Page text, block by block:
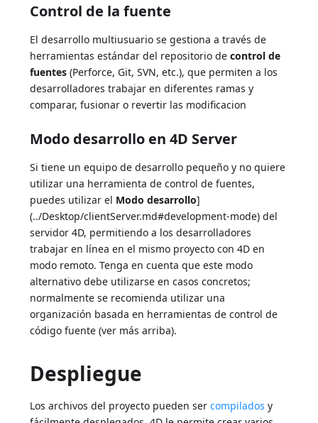
Control de la fuente
El desarrollo multiusuario se gestiona a través de
herramientas estándar del repositorio decontrol de
fuentes (Perforce, Git, SVN, etc.), que permiten a los
desarrolladores trabajar en diferentes ramas y
comparar, fusionar o revertir las modificacion
Modo desarrollo en 4D Server
Si tiene un equipo de desarrollo pequeño y no quiere
utilizar una herramienta de control de fuentes,
puedes utilizar el Modo desarrollo]
(../Desktop/clientServer.md#development-mode) del
servidor 4D, permitiendo a los desarrolladores
trabajar en línea en el mismo proyecto con 4D en
modo remoto. Tenga en cuenta que este modo
alternativo debe utilizarse en casos concretos;
normalmente se recomienda utilizar una
organización basada en herramientas de control de
código fuente (ver más arriba).
Despliegue
Los archivos del proyecto pueden sercompilados y